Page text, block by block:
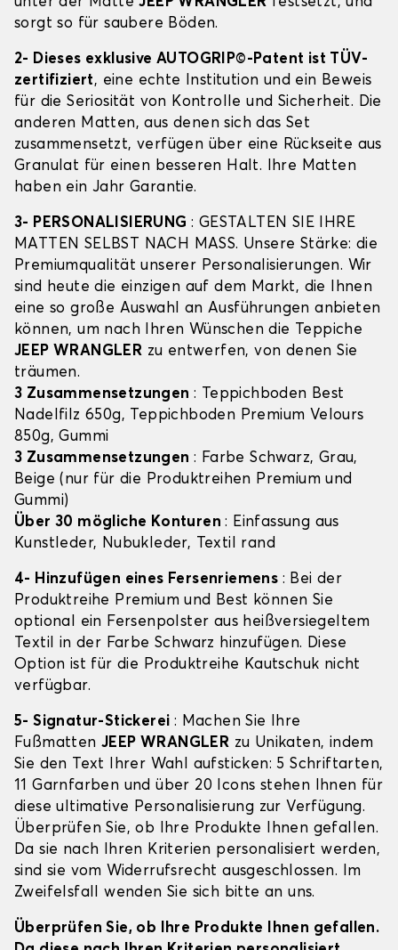
sorgt so für saubere Böden.
2- Dieses exklusive AUTOGRIP©-Patent ist TÜV-
zertifiziert, eine echte Institution und ein Beweis
für die Seriosität von Kontrolle und Sicherheit. Die
anderen Matten, aus denen sich das Set
zusammensetzt, verfügen über eine Rückseite aus
Granulat für einen besseren Halt. Ihre Matten
haben ein Jahr Garantie.
3- PERSONALISIERUNG : GESTALTEN SIE IHRE
MATTEN SELBST NACH MASS. Unsere Stärke: die
Premiumqualität unserer Personalisierungen. Wir
sind heute die einzigen auf dem Markt, die Ihnen
eine so große Auswahl an Ausführungen anbieten
können, um nach Ihren Wünschen die Teppiche
JEEP WRANGLER zu entwerfen, von denen Sie
träumen.
3 Zusammensetzungen : Teppichboden Best
Nadelfilz 650g, Teppichboden Premium Velours
850g, Gummi
3 Zusammensetzungen : Farbe Schwarz, Grau,
Beige (nur für die Produktreihen Premium und
Gummi)
Über 30 mögliche Konturen: Einfassung aus
Kunstleder, Nubukleder, Textil rand
4- Hinzufügen eines Fersenriemens : Bei der
Produktreihe Premium und Best können Sie
optional ein Fersenpolster aus heißversiegeltem
Textil in der Farbe Schwarz hinzufügen. Diese
Option ist für die Produktreihe Kautschuk nicht
verfügbar.
5- Signatur-Stickerei : Machen Sie Ihre
FußmattenJEEP WRANGLER zu Unikaten, indem
Sie den Text Ihrer Wahl aufsticken: 5 Schriftarten,
11 Garnfarben und über 20 Icons stehen Ihnen für
diese ultimative Personalisierung zur Verfügung.
Überprüfen Sie, ob Ihre Produkte Ihnen gefallen.
Da sie nach Ihren Kriterien personalisiert werden,
sind sie vom Widerrufsrecht ausgeschlossen. Im
Zweifelsfall wenden Sie sich bitte an uns.
Überprüfen Sie, ob Ihre Produkte Ihnen gefallen.